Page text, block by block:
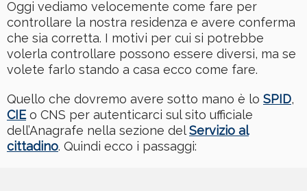
Oggi vediamo velocemente come fare per
controllare la nostra residenza e avere conferma
che sia corretta. I motivi per cui si potrebbe
volerla controllare possono essere diversi, ma se
volete farlo stando a casa ecco come fare.
Quello che dovremo avere sotto mano è lo SPID,
CIEo CNS per autenticarci sul sito ufficiale
dell’Anagrafe nella sezione delServizio al
cittadino. Quindi ecco i passaggi: